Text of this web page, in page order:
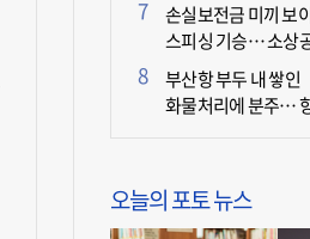
손실보전금 미끼 보
스피싱 기승… 소상
인 두 번 운다
부산항 부두 내 쌓인
화물처리에 분주…
오늘의 포토 뉴스